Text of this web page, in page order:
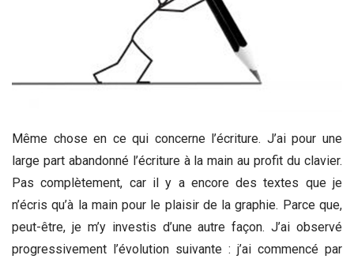
Même chose en ce qui concerne l’écriture. J’ai pour une
large part abandonné l’écriture à la main au profit du clavier.
Pas complètement, car il y a encore des textes que je
n’écris qu’à la main pour le plaisir de la graphie. Parce que,
peut-être, je m’y investis d’une autre façon. J’ai observé
progressivement l’évolution suivante : j’ai commencé par